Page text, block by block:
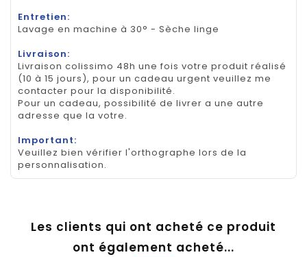
Entretien:
Lavage en machine à 30° - Sèche linge
Livraison:
Livraison colissimo 48h une fois votre produit réalisé
(10 à 15 jours), pour un cadeau urgent veuillez me
contacter pour la disponibilité.
Pour un cadeau, possibilité de livrer a une autre
adresse que la votre.
Important:
Veuillez bien vérifier l'orthographe lors de la
personnalisation.
Les clients qui ont acheté ce produit
ont également acheté...